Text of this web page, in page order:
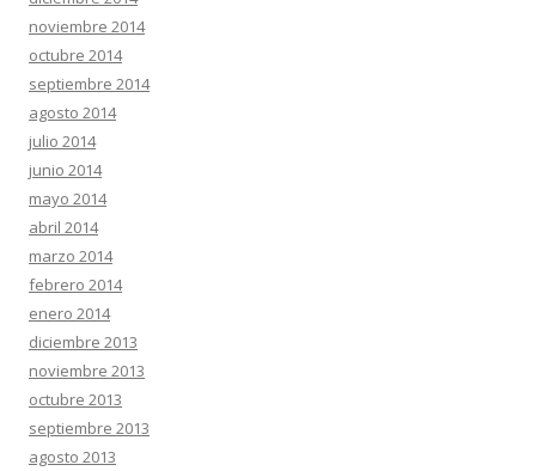
noviembre 2014
octubre 2014
septiembre 2014
agosto 2014
julio 2014
junio 2014
mayo 2014
abril 2014
marzo 2014
febrero 2014
enero 2014
diciembre 2013
noviembre 2013
octubre 2013
septiembre 2013
agosto 2013